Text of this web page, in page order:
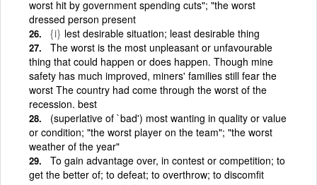
worst hit by government spending cuts"; "the worst
dressed person present
{i} lest desirable situation; least desirable thing
The worst is the most unpleasant or unfavourable
thing that could happen or does happen. Though mine
safety has much improved, miners' families still fear the
worst The country had come through the worst of the
recession. best
(superlative of `bad') most wanting in quality or value
or condition; "the worst player on the team"; "the worst
weather of the year"
To gain advantage over, in contest or competition; to
get the better of; to defeat; to overthrow; to discomfit